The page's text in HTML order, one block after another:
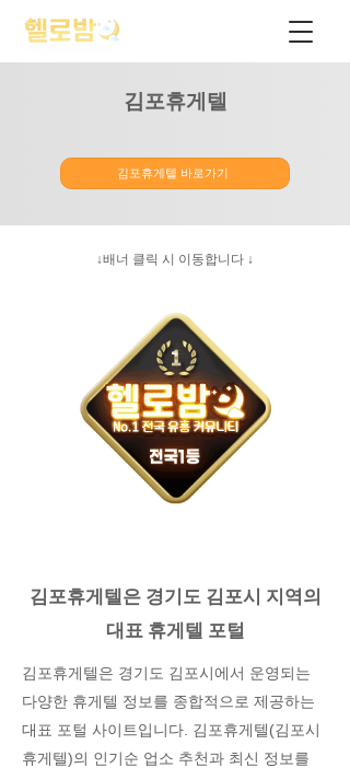
김포휴게텔
김포휴게텔 바로가기
↓배너 클릭 시 이동합니다 ↓
김포휴게텔은 경기도 김포시 지역의
대표 휴게텔 포털
김포휴게텔은 경기도 김포시에서 운영되는
다양한 휴게텔 정보를 종합적으로 제공하는
대표 포털 사이트입니다. 김포휴게텔(김포시
휴게텔)의 인기순 업소 추천과 최신 정보를